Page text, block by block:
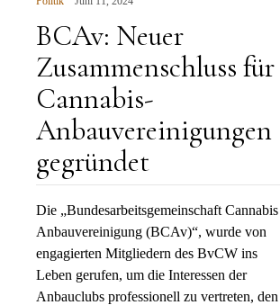
BCAv: Neuer
Zusammenschluss für
Cannabis-
Anbauvereinigungen
gegründet
Die „Bundesarbeitsgemeinschaft Cannabis
Anbauvereinigung (BCAv)“, wurde von
engagierten Mitgliedern des BvCW ins
Leben gerufen, um die Interessen der
Anbauclubs professionell zu vertreten, den